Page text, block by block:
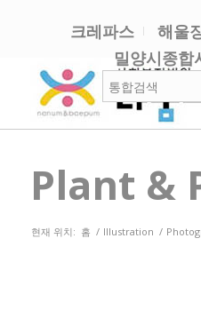
크레파스
해울
밀양시종합
검
Plant &
현재 위치: 홈 / Illustration /